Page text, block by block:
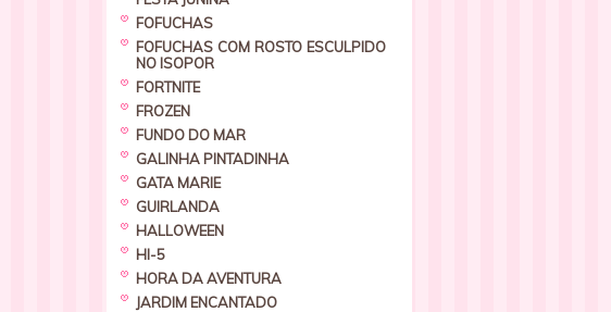
FOFUCHAS
FOFUCHAS COM ROSTO ESCULPIDO
NO ISOPOR
FORTNITE
FROZEN
FUNDO DO MAR
GALINHA PINTADINHA
GATA MARIE
GUIRLANDA
HALLOWEEN
HI-5
HORA DA AVENTURA
JARDIM ENCANTADO